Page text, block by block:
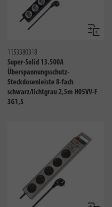
1153380318
Super-Solid 13.500A
Überspannungsschutz-
Steckdosenleiste 8-fach
schwarz/lichtgrau 2,5m H05VV-F
3G1,5